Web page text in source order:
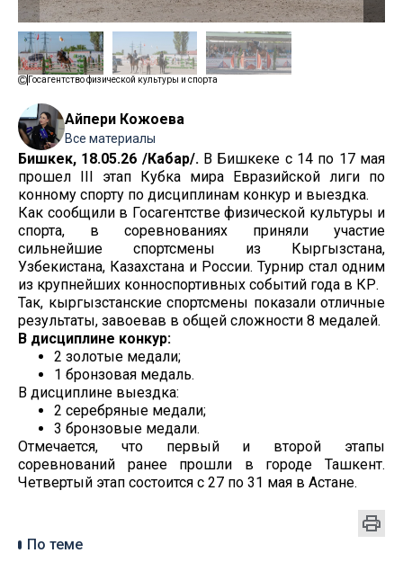
Госагентство физической культуры и спорта
Айпери Кожоева
Все материалы
Бишкек, 18.05.26 /Кабар/. В Бишкеке с 14 по 17 мая
прошел III этап Кубка мира Евразийской лиги по
конному спорту по дисциплинам конкур и выездка.
Как сообщили в Госагентстве физической культуры и
спорта, в соревнованиях приняли участие
сильнейшие спортсмены из Кыргызстана,
Узбекистана, Казахстана и России. Турнир стал одним
из крупнейших конноспортивных событий года в КР.
Так, кыргызстанские спортсмены показали отличные
результаты, завоевав в общей сложности 8 медалей.
В дисциплине конкур:
2 золотые медали;
1 бронзовая медаль.
В дисциплине выездка:
2 серебряные медали;
3 бронзовые медали.
Отмечается, что первый и второй этапы
соревнований ранее прошли в городе Ташкент.
Четвертый этап состоится с 27 по 31 мая в Астане.
По теме